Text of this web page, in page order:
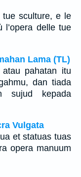
sculture, e le
delle tue
Lama (TL)
pahatan itu
dan tiada
sujud kepada
Vulgata
et statuas tuas
opera manuum